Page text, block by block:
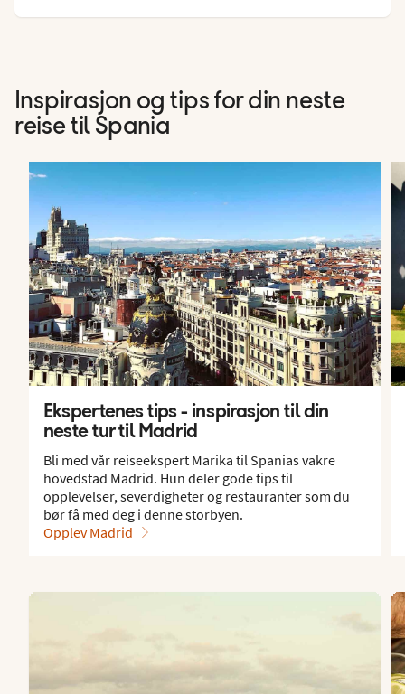
Inspirasjon og tips for din neste
reise til Spania
Ekspertenes tips - inspirasjon til din
neste tur til Madrid
Bli med vår reiseekspert Marika til Spanias vakre
hovedstad Madrid. Hun deler gode tips til
opplevelser, severdigheter og restauranter som du
bør få med deg i denne storbyen.
Opplev Madrid